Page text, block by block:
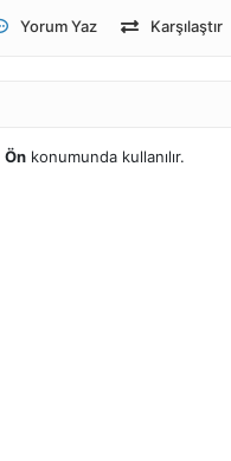
Yorum Yaz Karşılaştır
Ön konumunda kullanılır.